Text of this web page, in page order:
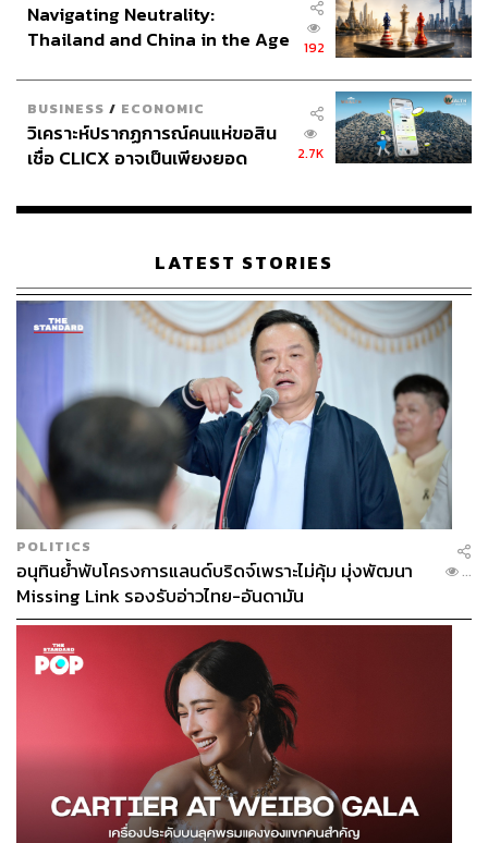
Navigating Neutrality:
Thailand and China in the Age
192
BUSINESS / ECONOMIC
วิเคราะห์ปรากฏการณ์คนแห่ขอสิน
เชื่อ CLICX อาจเป็นเพียงยอด
เรือนไทยที่ถูกซุกไว้
2.7K
LATEST STORIES
POLITICS
อนุทินย้ำพับโครงการแลนด์บริดจ์เพราะไม่คุ้ม มุ่งพัฒนา
Missing Link รองรับอ่าวไทย-อันดามัน
...